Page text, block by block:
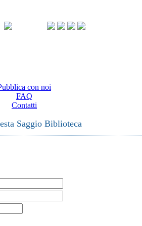
con noi
FAQ
Contatti
Saggio Biblioteca